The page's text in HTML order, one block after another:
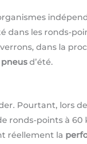
les ronds-
dans la
d’été.
Pourtant, lors
ronds-points à 60
réellement la